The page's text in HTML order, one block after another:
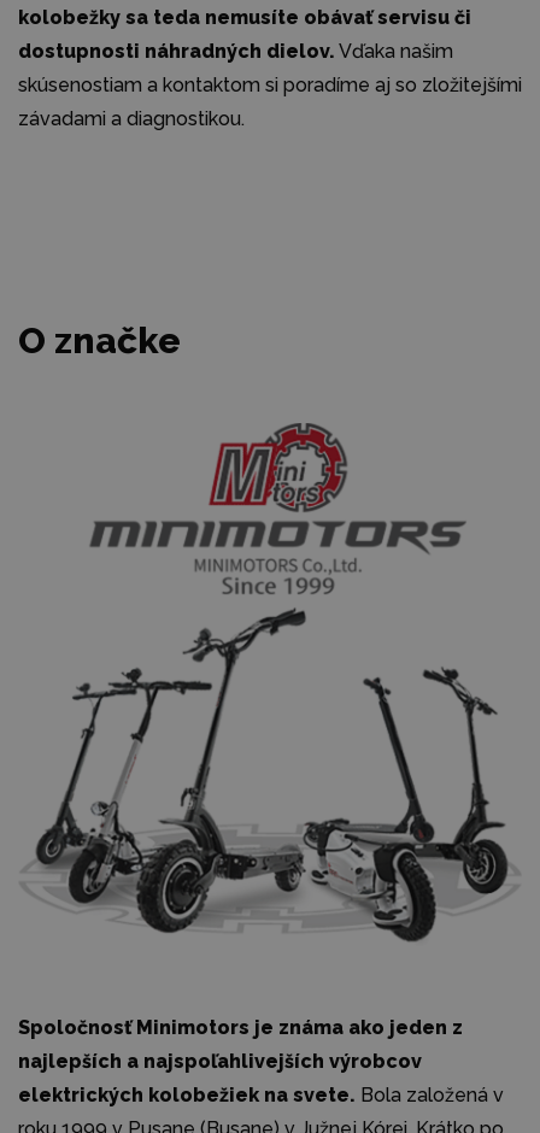
kolobežky sa teda nemusíte obávať servisu či
dostupnosti náhradných dielov. Vďaka našim
skúsenostiam a kontaktom si poradíme aj so zložitejšími
závadami a diagnostikou.
O značke
Spoločnosť Minimotors je známa ako jeden z
najlepších a najspoľahlivejších výrobcov
elektrických kolobežiek na svete. Bola založená v